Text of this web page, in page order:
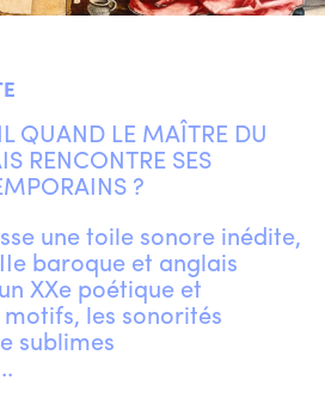
CONTACTS
AGENDA
QUAND LE MAÎTRE DU
RENCONTRE SES
?
une toile sonore inédite,
baroque et anglais
XXe poétique et
les sonorités
sublimes